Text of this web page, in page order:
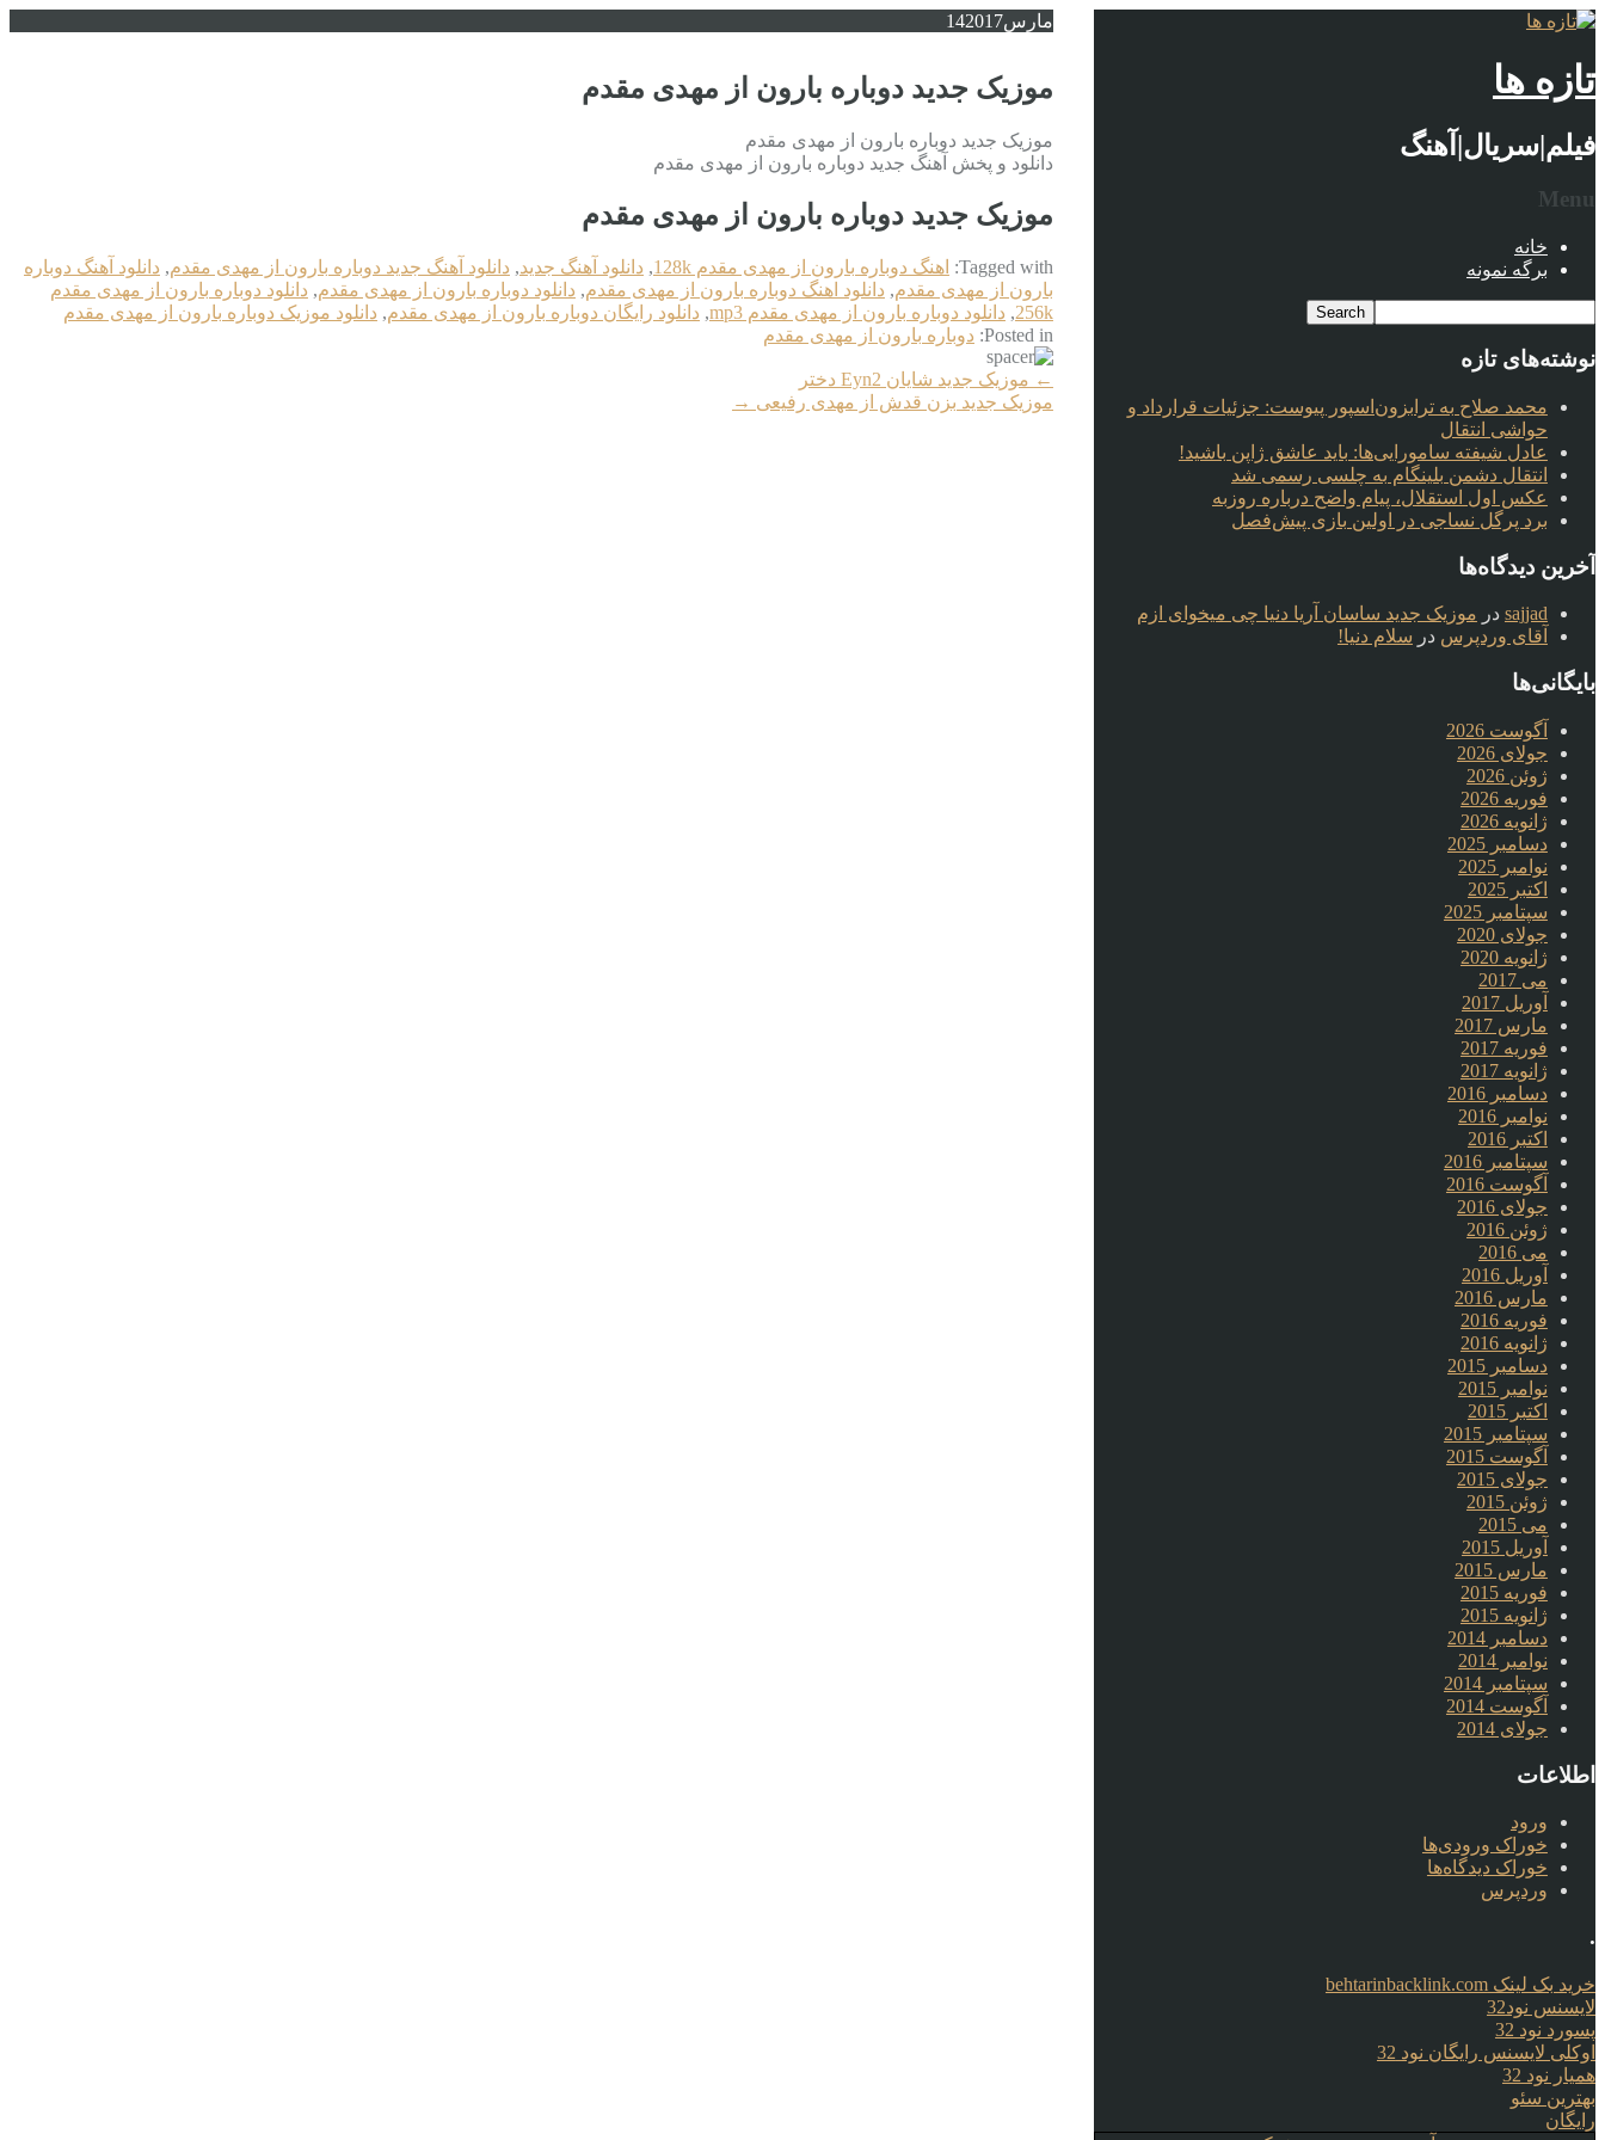
مارس 142017
موزیک جدید دوباره بارون از مهدی مقدم
موزیک جدید دوباره بارون از مهدی مقدم
دانلود و پخش آهنگ جدید دوباره بارون از مهدی مقدم
موزیک جدید دوباره بارون از مهدی مقدم
Tagged with: اهنگ دوباره بارون از مهدی مقدم 128k , دانلود آهنگ جدید, دانلود آهنگ جدید دوباره بارون از مهدی مقدم, دانلود آهنگ دوباره
بارون از مهدی مقدم, دانلود اهنگ دوباره بارون از مهدی مقدم, دانلود دوباره بارون از مهدی مقدم, دانلود دوباره بارون از مهدی مقدم
256k
, دانلود دوباره بارون از مهدی مقدم mp3 , دانلود رایگان دوباره بارون از مهدی مقدم, دانلود موزیک دوباره بارون از مهدی مقدم
Posted in: دوباره بارون از مهدی مقدم
Articles
← موزیک جدید شایان Eyn2 دختر
موزیک جدید بزن قدش از مهدی رفیعی →
تازه ها
فیلم|سریال|آهنگ
Menu
خانه
برگه نمونه
نوشته‌های تازه
محمد صلاح به ترابزون‌اسپور پیوست: جزئیات قرارداد و
حواشی انتقال
عادل شیفته سامورایی‌ها: باید عاشق ژاپن باشید!
انتقال دشمن بلینگام به چلسی رسمی شد
عکس اول استقلال، پیام واضح درباره روزبه
برد پرگل نساجی در اولین بازی پیش‌فصل
آخرین دیدگاه‌ها
sajjad در موزیک جدید ساسان آریا دنیا چی میخوای ازم
آقای وردپرس در سلام دنیا!
بایگانی‌ها
آگوست 2026
جولای 2026
ژوئن 2026
فوریه 2026
ژانویه 2026
دسامبر 2025
نوامبر 2025
اکتبر 2025
سپتامبر 2025
جولای 2020
ژانویه 2020
می 2017
آوریل 2017
مارس 2017
فوریه 2017
ژانویه 2017
دسامبر 2016
نوامبر 2016
اکتبر 2016
سپتامبر 2016
آگوست 2016
جولای 2016
ژوئن 2016
می 2016
آوریل 2016
مارس 2016
فوریه 2016
ژانویه 2016
دسامبر 2015
نوامبر 2015
اکتبر 2015
سپتامبر 2015
آگوست 2015
جولای 2015
ژوئن 2015
می 2015
آوریل 2015
مارس 2015
فوریه 2015
ژانویه 2015
دسامبر 2014
نوامبر 2014
سپتامبر 2014
آگوست 2014
جولای 2014
اطلاعات
ورود
خوراک ورودی‌ها
خوراک دیدگاه‌ها
وردپرس
.
خرید بک لینک behtarinbacklink.com
لایسنس نود32
پسورد نود 32
اوکلی لایسنس رایگان نود 32
همیار نود 32
بهترین سئو
رایگان